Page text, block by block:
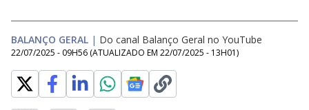
BALANÇO GERAL | Do canal Balanço Geral no YouTube
22/07/2025 - 09H56 (ATUALIZADO EM 22/07/2025 - 13H01)